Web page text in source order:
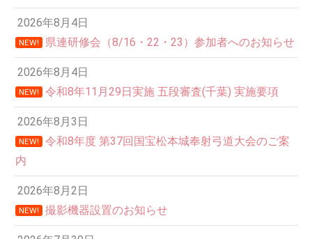
2026年8月4日
NEW! 県連研修会（8/16・22・23）参加者へのお知らせ
2026年8月4日
NEW! 令和8年11月29日実施 五段審査(千葉) 実施要項
2026年8月3日
NEW!
令和8年度 第37回国宝松本城奉射弓道大会のご案
内
2026年8月2日
NEW! 撮影機器設置のお知らせ